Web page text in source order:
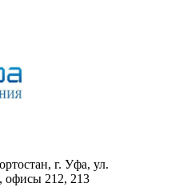
г. Уфа, ул.
офисы 212, 213